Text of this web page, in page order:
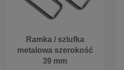
Ramka / szlufka
metalowa szerokość
39 mm